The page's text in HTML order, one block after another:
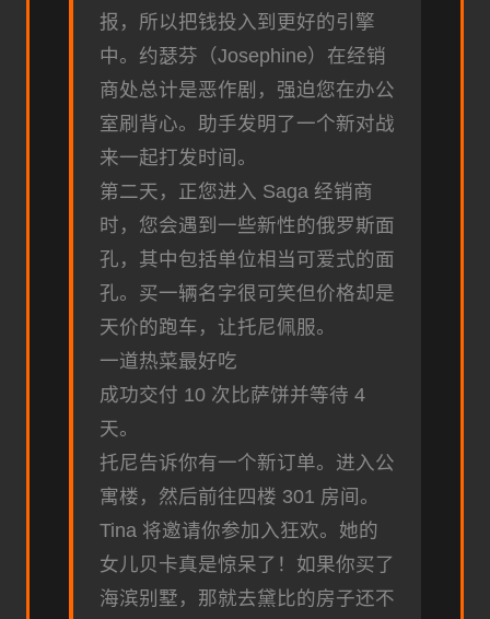
报，所以把钱投入到更好的引擎
中。约瑟芬（Josephine）在经销
商处总计是恶作剧，强迫您在办公
室刷背心。助手发明了一个新对战
来一起打发时间。
第二天，正您进入 Saga 经销商
时，您会遇到一些新性的俄罗斯面
孔，其中包括单位相当可爱式的面
孔。买一辆名字很可笑但价格却是
天价的跑车，让托尼佩服。
一道热菜最好吃
成功交付 10 次比萨饼并等待 4
天。
托尼告诉你有一个新订单。进入公
寓楼，然后前往四楼 301 房间。
Tina 将邀请你参加入狂欢。她的
女儿贝卡真是惊呆了！如果你买了
海滨别墅，那就去黛比的房子还不